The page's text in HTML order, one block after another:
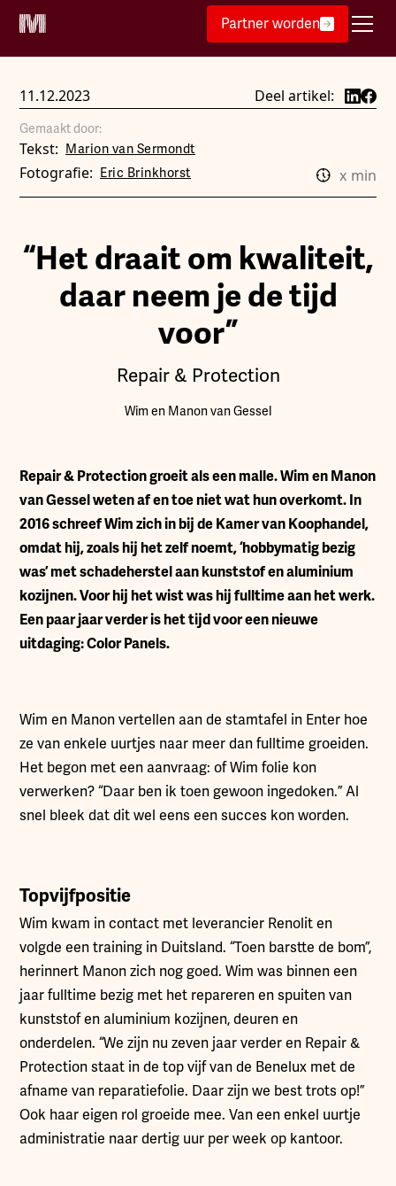
Partner worden
11.12.2023 Deel artikel:
Gemaakt door:
Tekst: Marion van Sermondt
Fotografie: Eric Brinkhorst x min
“Het draait om kwaliteit,
daar neem je de tijd
voor”
Repair & Protection
Wim en Manon van Gessel
Repair & Protection groeit als een malle. Wim en Manon
van Gessel weten af en toe niet wat hun overkomt. In
2016 schreef Wim zich in bij de Kamer van Koophandel,
omdat hij, zoals hij het zelf noemt, ‘hobbymatig bezig
was’ met schadeherstel aan kunststof en aluminium
kozijnen. Voor hij het wist was hij fulltime aan het werk.
Een paar jaar verder is het tijd voor een nieuwe
uitdaging: Color Panels.
Wim en Manon vertellen aan de stamtafel in Enter hoe
ze van enkele uurtjes naar meer dan fulltime groeiden.
Het begon met een aanvraag: of Wim folie kon
verwerken? “Daar ben ik toen gewoon ingedoken.” Al
snel bleek dat dit wel eens een succes kon worden.
Topvijfpositie
Wim kwam in contact met leverancier Renolit en
volgde een training in Duitsland. “Toen barstte de bom”,
herinnert Manon zich nog goed. Wim was binnen een
jaar fulltime bezig met het repareren en spuiten van
kunststof en aluminium kozijnen, deuren en
onderdelen. “We zijn nu zeven jaar verder en Repair &
Protection staat in de top vijf van de Benelux met de
afname van reparatiefolie. Daar zijn we best trots op!”
Ook haar eigen rol groeide mee. Van een enkel uurtje
administratie naar dertig uur per week op kantoor.